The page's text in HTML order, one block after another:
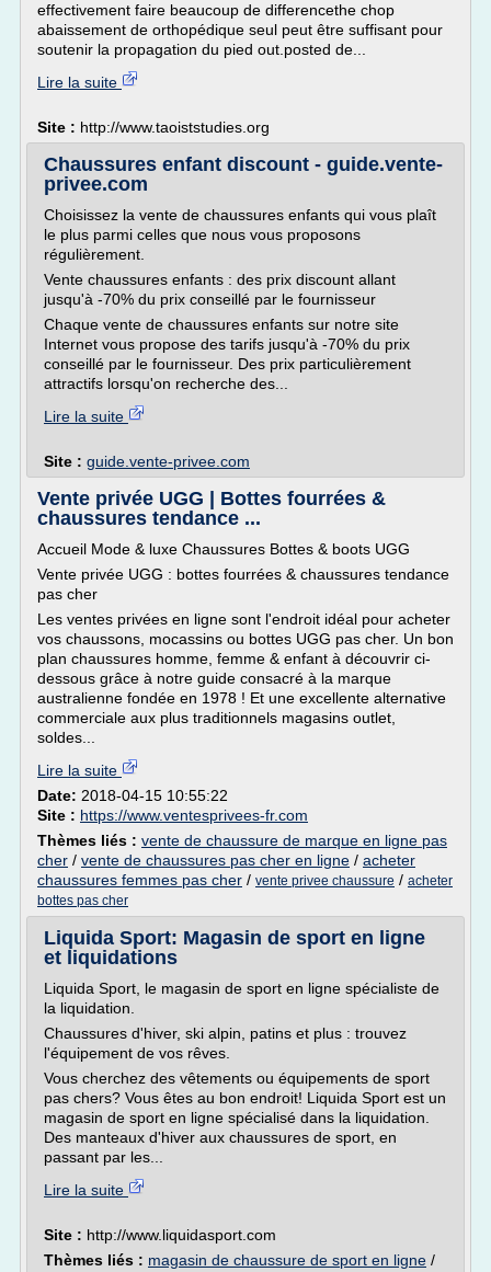
effectivement faire beaucoup de differencethe chop
abaissement de orthopédique seul peut être suffisant pour
soutenir la propagation du pied out.posted de...
Lire la suite
Site : http://www.taoiststudies.org
Chaussures enfant discount - guide.vente-
privee.com
Choisissez la vente de chaussures enfants qui vous plaît
le plus parmi celles que nous vous proposons
régulièrement.
Vente chaussures enfants : des prix discount allant
jusqu'à -70% du prix conseillé par le fournisseur
Chaque vente de chaussures enfants sur notre site
Internet vous propose des tarifs jusqu'à -70% du prix
conseillé par le fournisseur. Des prix particulièrement
attractifs lorsqu'on recherche des...
Lire la suite
Site : guide.vente-privee.com
Vente privée UGG | Bottes fourrées &
chaussures tendance ...
Accueil Mode & luxe Chaussures Bottes & boots UGG
Vente privée UGG : bottes fourrées & chaussures tendance
pas cher
Les ventes privées en ligne sont l'endroit idéal pour acheter
vos chaussons, mocassins ou bottes UGG pas cher. Un bon
plan chaussures homme, femme & enfant à découvrir ci-
dessous grâce à notre guide consacré à la marque
australienne fondée en 1978 ! Et une excellente alternative
commerciale aux plus traditionnels magasins outlet,
soldes...
Lire la suite
Date: 2018-04-15 10:55:22
Site : https://www.ventesprivees-fr.com
Thèmes liés : vente de chaussure de marque en ligne pas
cher / vente de chaussures pas cher en ligne / acheter
chaussures femmes pas cher / vente privee chaussure / acheter
bottes pas cher
Liquida Sport: Magasin de sport en ligne
et liquidations
Liquida Sport, le magasin de sport en ligne spécialiste de
la liquidation.
Chaussures d'hiver, ski alpin, patins et plus : trouvez
l'équipement de vos rêves.
Vous cherchez des vêtements ou équipements de sport
pas chers? Vous êtes au bon endroit! Liquida Sport est un
magasin de sport en ligne spécialisé dans la liquidation.
Des manteaux d'hiver aux chaussures de sport, en
passant par les...
Lire la suite
Site : http://www.liquidasport.com
Thèmes liés : magasin de chaussure de sport en ligne /